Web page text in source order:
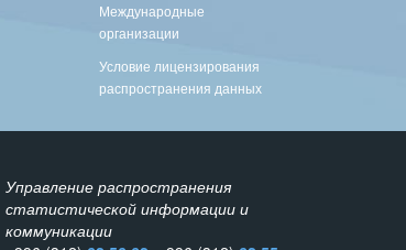
Международные
организации
Условие лицензирования
распространения данных
Управление распространения
статистической информации и
коммуникации